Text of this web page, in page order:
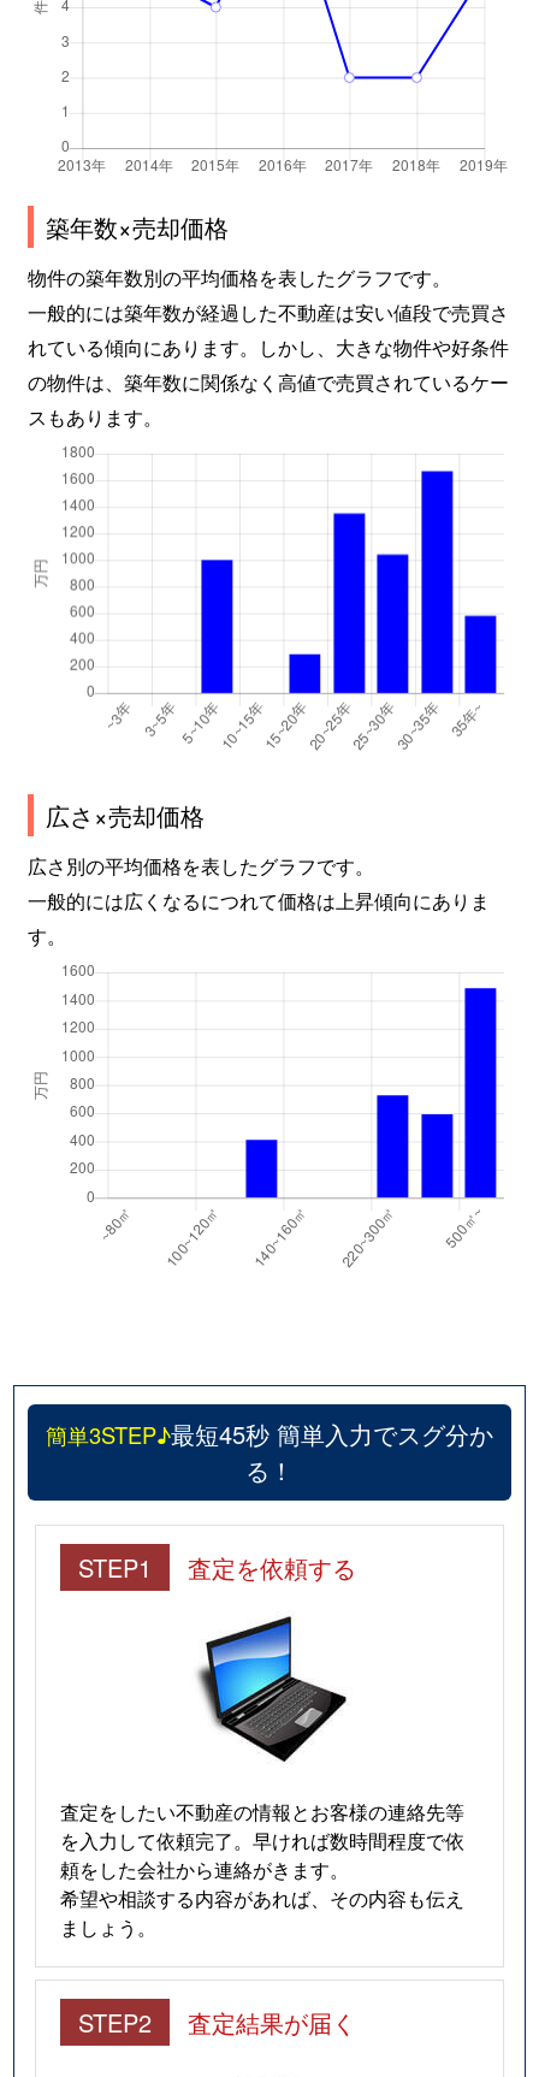
築年数×売却価格
物件の築年数別の平均価格を表したグラフです。
一般的には築年数が経過した不動産は安い値段で売買さ
れている傾向にあります。しかし、大きな物件や好条件
の物件は、築年数に関係なく高値で売買されているケー
スもあります。
広さ×売却価格
広さ別の平均価格を表したグラフです。
一般的には広くなるにつれて価格は上昇傾向にありま
す。
簡単3STEP♪最短45秒 簡単入力でスグ分か
る！
STEP1 査定を依頼する
査定をしたい不動産の情報とお客様の連絡先等
を入力して依頼完了。早ければ数時間程度で依
頼をした会社から連絡がきます。
希望や相談する内容があれば、その内容も伝え
ましょう。
STEP2 査定結果が届く